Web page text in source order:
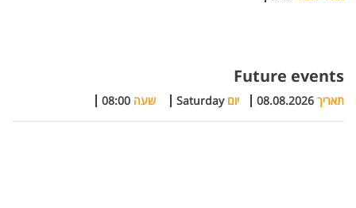
Future events
תאריך 08.08.2026 יוםSaturday שעה 08:00